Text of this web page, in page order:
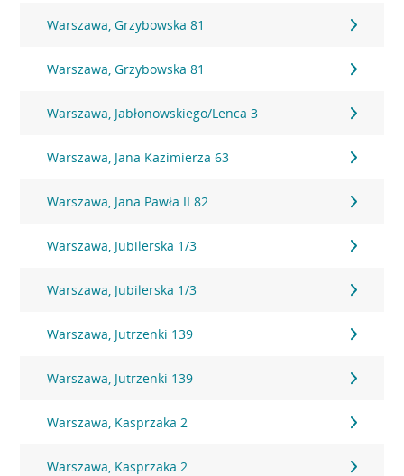
Warszawa, Grzybowska 81
Warszawa, Grzybowska 81
Warszawa, Jabłonowskiego/Lenca 3
Warszawa, Jana Kazimierza 63
Warszawa, Jana Pawła II 82
Warszawa, Jubilerska 1/3
Warszawa, Jubilerska 1/3
Warszawa, Jutrzenki 139
Warszawa, Jutrzenki 139
Warszawa, Kasprzaka 2
Warszawa, Kasprzaka 2